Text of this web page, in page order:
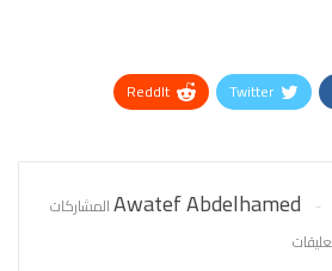
Twitter
ReddIt
Awatef Abdelhamed